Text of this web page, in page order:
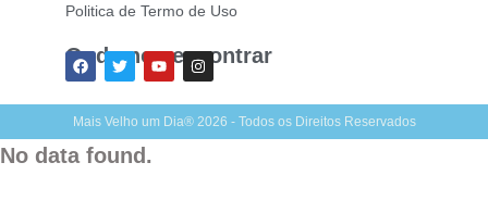
Politica de Termo de Uso
Onde nos encontrar
Mais Velho um Dia® 2026 - Todos os Direitos Reservados
No data found.